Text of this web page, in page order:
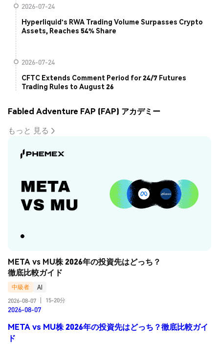
2026-07-24
Hyperliquid's RWA Trading Volume Surpasses Crypto
Assets, Reaches 54% Share
2026-07-24
CFTC Extends Comment Period for 24/7 Futures
Trading Rules to August 26
Fabled Adventure FAP (FAP) アカデミー
もっと 見る
META vs MU株 2026年の投資先はどっち？
徹底比較ガイド
中級者
AI
2026-08-07
15-20分
2026-08-07
META vs MU株 2026年の投資先はどっち？徹底比較ガイ
ド